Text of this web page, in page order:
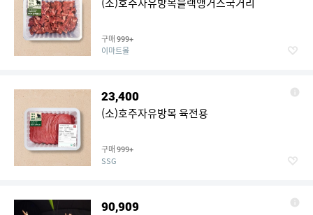
구매 999+
이마트몰
23,400
(소)호주자유방목 육전용
구매 999+
SSG
90,909